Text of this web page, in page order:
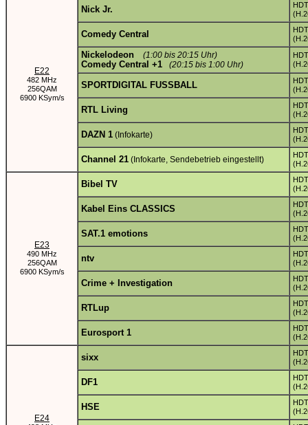
E22
482 MHz
256QAM
6900 KSym/s
Nick Jr.
Comedy Central
Nickelodeon (1:00 bis 20:15 Uhr)
Comedy Central +1 (20:15 bis 1:00 Uhr)
SPORTDIGITAL FUSSBALL
RTL Living
DAZN 1 (Infokarte)
Channel 21 (Infokarte, Sendebetrieb eingestellt)
E23
490 MHz
256QAM
6900 KSym/s
Bibel TV
Kabel Eins CLASSICS
SAT.1 emotions
ntv
Crime + Investigation
RTLup
Eurosport 1
E24
sixx
DF1
HSE